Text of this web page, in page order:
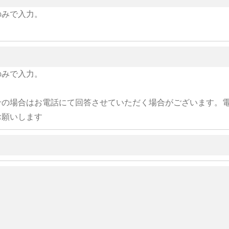
で入力。
で入力。
場合はお電話にて回答させていただく場合がございます。
いします